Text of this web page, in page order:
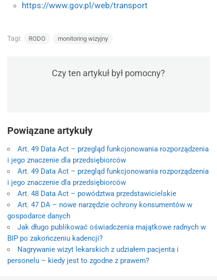
https://www.gov.pl/web/transport
Tagi: RODO monitoring wizyjny
Czy ten artykuł był pomocny?
Powiązane artykuły
Art. 49 Data Act – przegląd funkcjonowania rozporządzenia
i jego znaczenie dla przedsiębiorców
Art. 49 Data Act – przegląd funkcjonowania rozporządzenia
i jego znaczenie dla przedsiębiorców
Art. 48 Data Act – powództwa przedstawicielskie
Art. 47 DA – nowe narzędzie ochrony konsumentów w
gospodarce danych
Jak długo publikować oświadczenia majątkowe radnych w
BIP po zakończeniu kadencji?
Nagrywanie wizyt lekarskich z udziałem pacjenta i
personelu – kiedy jest to zgodne z prawem?